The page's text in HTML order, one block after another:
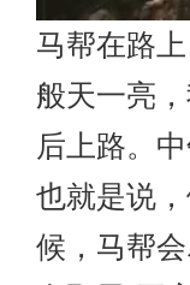
马帮在路
般天一亮
后上路。
也就是说
候，马帮